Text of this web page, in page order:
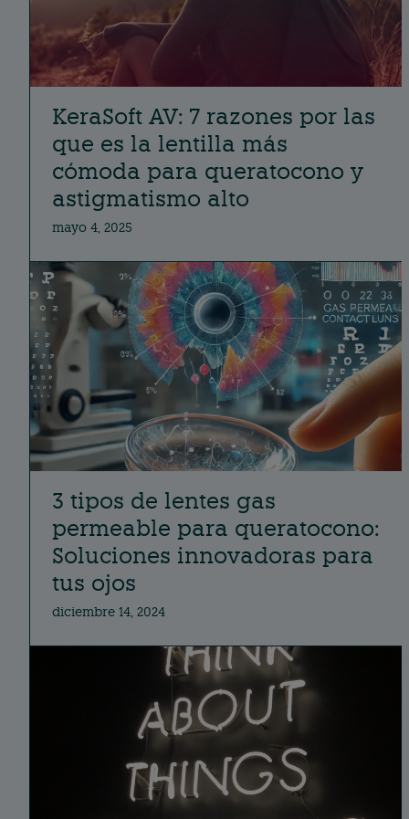
KeraSoft AV: 7 razones por las
que es la lentilla más
cómoda para queratocono y
astigmatismo alto
mayo 4, 2025
3 tipos de lentes gas
permeable para queratocono:
Soluciones innovadoras para
tus ojos
diciembre 14, 2024